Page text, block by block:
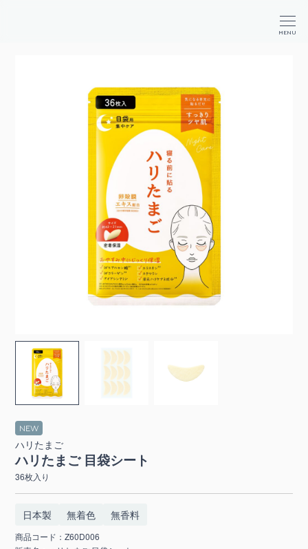
MENU
ハリたまご
ハリたまご 目袋シート
36枚入り
日本製 無着色 無香料
商品コード：Z60D006